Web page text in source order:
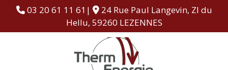
03 20 61 11 61|
24 Rue Paul Langevin, ZI du
Hellu, 59260 LEZENNES